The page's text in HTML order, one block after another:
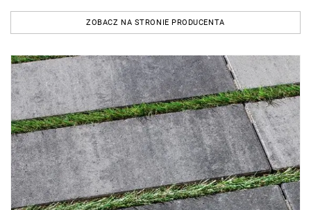
ZOBACZ NA STRONIE PRODUCENTA